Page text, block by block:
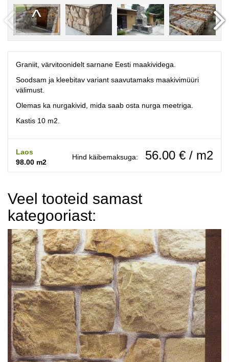
Graniit, värvitoonidelt sarnane Eesti maakividega.
Soodsam ja kleebitav variant saavutamaks maakivimüüri
välimust.
Olemas ka nurgakivid, mida saab osta nurga meetriga.
Kastis 10 m2.
Laos
98.00 m2
Hind käibemaksuga: 56.00 € / m2
Veel tooteid samast
kategooriast: